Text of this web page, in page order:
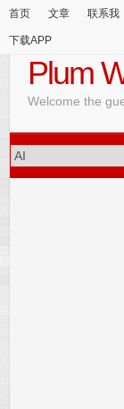
首页 文章 联系我
下载APP
Plum
Welcome the